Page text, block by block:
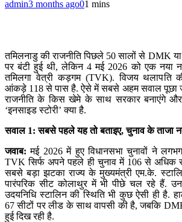
admin3 months ago01 mins
तमिलनाडु की राजनीति पिछले 50 सालों से DMK
पर बंटी हुई थी, लेकिन 4 मई 2026 को एक नया
तमिलगा वेत्री कड़गम (TVK). विजय थलापति
आंकड़े 118 से पास है. ऐसे में सबसे अहम सवाल पूछा जा
राजनीति के किस खेमे के साथ सरकार बनाएंगे
‘इनसाइड स्टोरी’ क्या है.
सवाल 1: सबसे पहले यह तो बताइए, चुनाव के ताजा
जवाब: मई 2026 में हुए विधानसभा चुनावों ने
TVK सिर्फ अपने पहले ही चुनाव में 106 से अधिक
सबसे बड़ा झटका राज्य के मुख्यमंत्री एम.के.
पारंपरिक सीट कोलाथुर में भी पीछे चल रहे हैं.
उदयनिधि स्टालिन की स्थिति भी कुछ ऐसी ही है.
67 सीटों पर लीड के साथ वापसी की है, जबकि
हुई दिख रही है.